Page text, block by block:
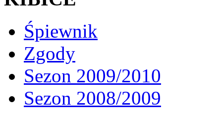
Śpiewnik
Zgody
Sezon 2009/2010
Sezon 2008/2009